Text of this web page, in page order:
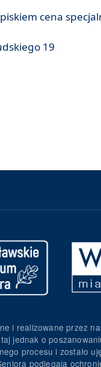
cena
19
i realizowane przez
jednak o
procesu i zostało
podlegają